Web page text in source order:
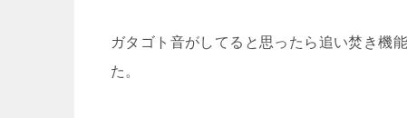
ガタゴト音がしてると思ったら追い焚き機
た。